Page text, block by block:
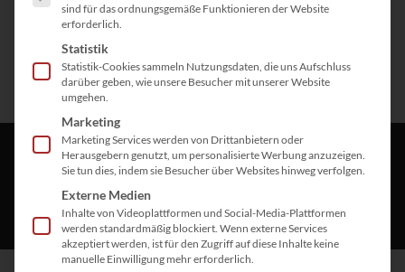
sind für das ordnungsgemäße Funktionieren der Website
erforderlich.
Statistik
Statistik-Cookies sammeln Nutzungsdaten, die uns Aufschluss
darüber geben, wie unsere Besucher mit unserer Website
umgehen.
Marketing
Marketing Services werden von Drittanbietern oder
Herausgebern genutzt, um personalisierte Werbung anzuzeigen.
Sie tun dies, indem sie Besucher über Websites hinweg verfolgen.
Externe Medien
Inhalte von Videoplattformen und Social-Media-Plattformen
werden standardmäßig blockiert. Wenn externe Services
akzeptiert werden, ist für den Zugriff auf diese Inhalte keine
manuelle Einwilligung mehr erforderlich.